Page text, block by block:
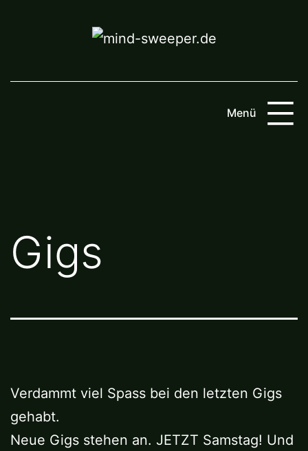
Menü
Gigs
Verdammt viel Spass bei den letzten Gigs
gehabt.
Neue Gigs stehen an. JETZT Samstag! Und